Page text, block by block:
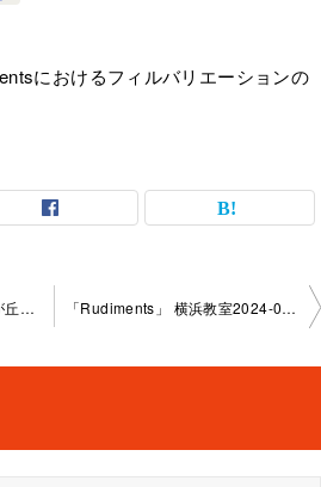
におけるフィルバリエーションの
「16th Bass pattern」自由が丘教室2024-09-25-no0009- 1035 「Rudiments」 横浜教室2024-09-26-no0009-1030